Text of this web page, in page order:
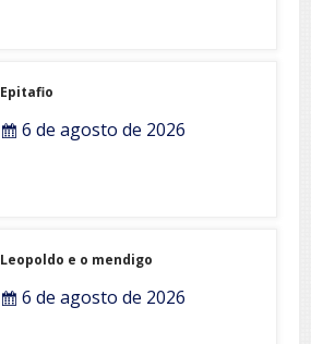
Epitafio
6 de agosto de 2026
Leopoldo e o mendigo
6 de agosto de 2026